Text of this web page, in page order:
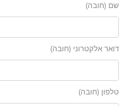
שם (חובה)
דואר אלקטרוני (חובה)
טלפון (חובה)